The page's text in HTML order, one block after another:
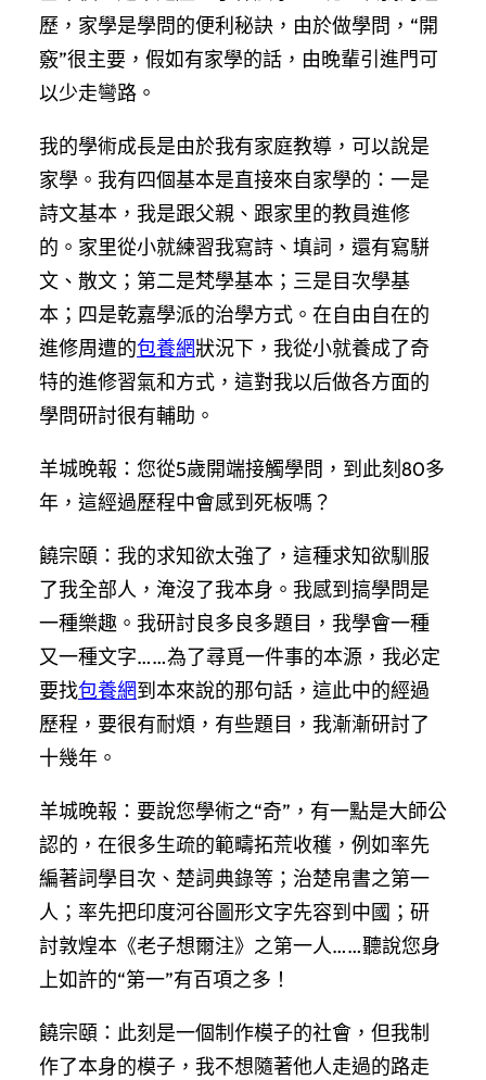
歷，家學是學問的便利秘訣，由於做學問，“開
竅”很主要，假如有家學的話，由晚輩引進門可
以少走彎路。
我的學術成長是由於我有家庭教導，可以說是
家學。我有四個基本是直接來自家學的：一是
詩文基本，我是跟父親、跟家里的教員進修
的。家里從小就練習我寫詩、填詞，還有寫駢
文、散文；第二是梵學基本；三是目次學基
本；四是乾嘉學派的治學方式。在自由自在的
進修周遭的包養網狀況下，我從小就養成了奇
特的進修習氣和方式，這對我以后做各方面的
學問研討很有輔助。
羊城晚報：您從5歲開端接觸學問，到此刻80多
年，這經過歷程中會感到死板嗎？
饒宗頤：我的求知欲太強了，這種求知欲馴服
了我全部人，淹沒了我本身。我感到搞學問是
一種樂趣。我研討良多良多題目，我學會一種
又一種文字……為了尋覓一件事的本源，我必定
要找包養網到本來說的那句話，這此中的經過
歷程，要很有耐煩，有些題目，我漸漸研討了
十幾年。
羊城晚報：要說您學術之“奇”，有一點是大師公
認的，在很多生疏的範疇拓荒收穫，例如率先
編著詞學目次、楚詞典錄等；治楚帛書之第一
人；率先把印度河谷圖形文字先容到中國；研
討敦煌本《老子想爾注》之第一人……聽說您身
上如許的“第一”有百項之多！
饒宗頤：此刻是一個制作模子的社會，但我制
作了本身的模子，我不想隨著他人走過的路走